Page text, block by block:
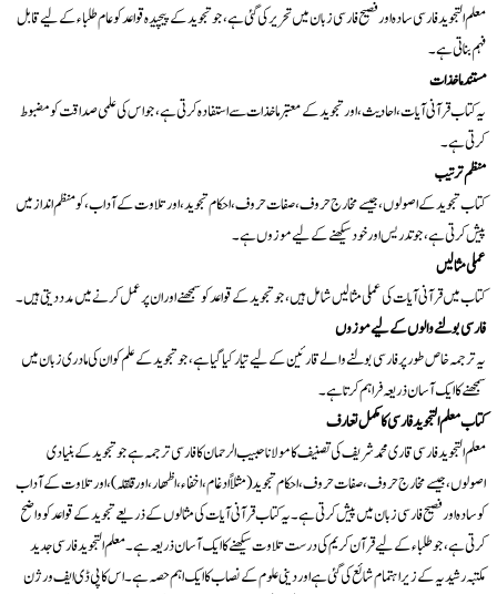
معلم التجوید فارسی سادہ اور فصیح فارسی زبان میں تحریر کی گئی ہے، جو تجوید کے پیچیدہ قواعد کو عام طلباء کے لیے قابل
فہم بناتی ہے۔
مستند ماخذات
یہ کتاب قرآنی آیات، احادیث، اور تجوید کے معتبر ماخذات سے استفادہ کرتی ہے، جو اس کی علمی صداقت کو مضبوط
کرتی ہے۔
منظم ترتیب
کتاب تجوید کے اصولوں، جیسے مخارج حروف، صفات حروف، احکام تجوید، اور تلاوت کے آداب، کو منظم انداز میں
پیش کرتی ہے، جو تدریس اور خود سیکھنے کے لیے موزوں ہے۔
عملی مثالیں
کتاب میں قرآنی آیات کی عملی مثالیں شامل ہیں، جو تجوید کے قواعد کو سمجھنے اور ان پر عمل کرنے میں مدد دیتی ہیں۔
فارسی بولنے والوں کے لیے موزوں
یہ ترجمہ خاص طور پر فارسی بولنے والے قارئین کے لیے تیار کیا گیا ہے، جو تجوید کے علم کو ان کی مادری زبان میں
سمجھنے کا ایک آسان ذریعہ فراہم کرتا ہے۔
کتاب معلم التجوید فارسی کا مکمل تعارف
معلم التجوید فارسی قاری محمد شریف کی تصنیف کا مولانا حبیب الرحمان کا فارسی ترجمہ ہے جو تجوید کے بنیادی
اصولوں، جیسے مخارج حروف، صفات حروف، احکام تجوید (مثلاً ادغام، اخفاء، اظهار، اور قلقلہ)، اور تلاوت کے آداب
کو سادہ اور فصیح فارسی زبان میں پیش کرتی ہے۔ یہ کتاب قرآنی آیات کی مثالوں کے ذریعے تجوید کے قواعد کو واضح
کرتی ہے، جو طلباء کے لیے قرآن کریم کی درست تلاوت سیکھنے کا ایک آسان ذریعہ ہے۔ معلم التجوید فارسی جدید
مکتبہ رشیدیہ کے زیر اہتمام شائع کی گئی ہے اور دینی علوم کے نصاب کا ایک اہم حصہ ہے۔ اس کا پی ڈی ایف ورژن